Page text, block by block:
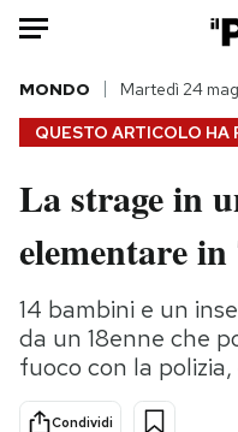
HOME
Italia
Politica
Tecnologia
Internet
Scienza
Cultura
QUESTO ARTICOLO HA
MONDO Martedì 24
La strage in
elementare in
14 bambini e un
da un 18enne che
fuoco con la
Condividi